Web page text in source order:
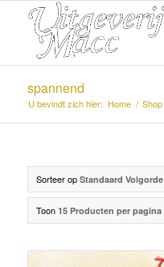
spannend
U bevindt zich hier: Home / Shop
Sorteer op Standaard Volgorde
Toon 15 Producten per pagina